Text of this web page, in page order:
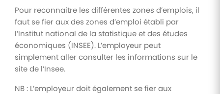
Pour reconnaitre les différentes zones d’emplois, il
faut se fier aux des zones d’emploi établi par
l’Institut national de la statistique et des études
économiques (INSEE). L’employeur peut
simplement aller consulter les informations sur le
site de l’Insee.
NB : L’employeur doit également se fier aux